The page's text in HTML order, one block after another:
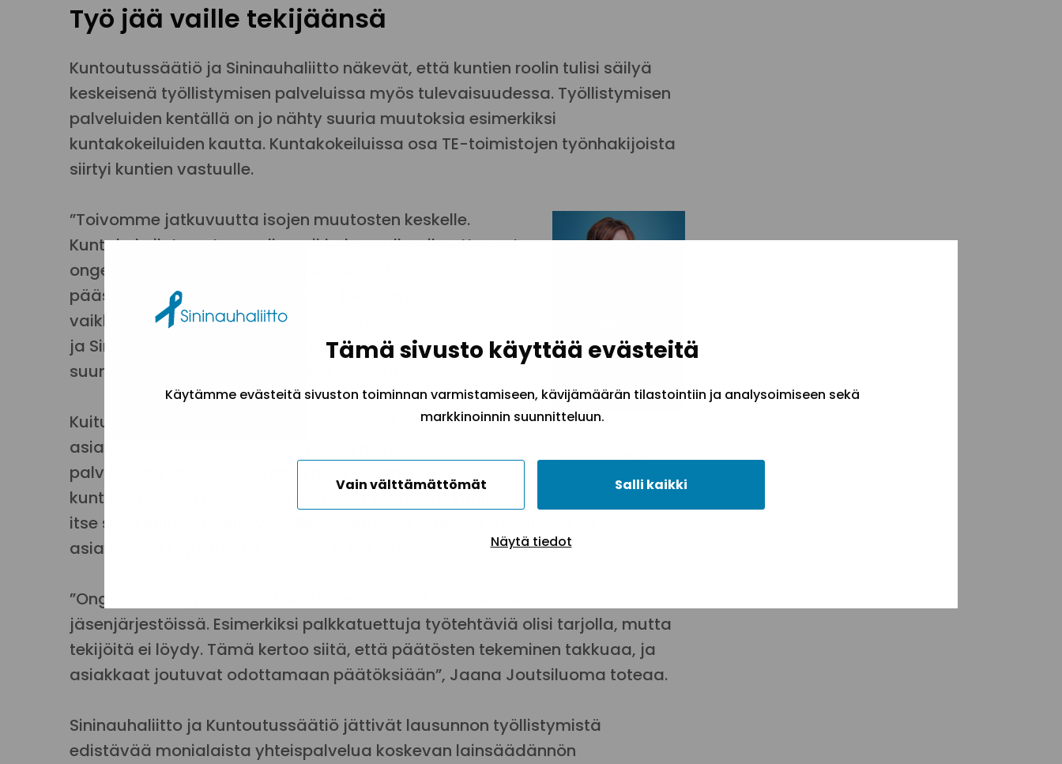
Tämä sivusto käyttää evästeitä
Käytämme evästeitä sivuston toiminnan varmistamiseen, kävijämäärän tilastointiin ja analysoimiseen sekä
markkinoinnin suunnitteluun.
Vain välttämättömät Salli kaikki
Näytä tiedot
Työ jää vaille tekijäänsä
Kuntoutussäätiö ja Sininauhaliitto näkevät, että kuntien roolin tulisi säilyä
keskeisenä työllistymisen palveluissa myös tulevaisuudessa. Työllistymisen
palveluiden kentällä on jo nähty suuria muutoksia esimerkiksi
kuntakokeiluiden kautta. Kuntakokeiluissa osa TE-toimistojen työnhakijoista
siirtyi kuntien vastuulle.
Sininauhaliiton
Joutsiluoma.
”Toivomme jatkuvuutta isojen muutosten keskelle.
Kuntakokeilut ovat monella paikkakunnalla aiheuttaneet
ongelmia asiakasohjaukseen. Asiakkaat eivät ole
päässeet heidän työllistymistään tukeviin palveluihin,
vaikka tarve tähän olisi”, Kuntoutussäätiön Soile Kuitunen
ja Sininauhaliiton työllisyystoiminnasta vastaava
suunnittelija
Kuitusen ja Joutsiluoman mukaan monella alueella
asiakkaiden ohjaus erilaisiin työllistymistä edistäviin
palveluihin kangertelee. Tämä näkyy esimerkiksi
kuntouttavassa työtoiminnassa, jota tuottavat kunnat
itse sekä erilaiset yleishyödylliset säätiöt ja järjestöt. Toimijoilla on
asiakaspaikkoja, mutta monella ei ole riittävästi asiakkaita.
”Ongelma näkyy konkreettisesti vieraillessani Sininauhaliiton
jäsenjärjestöissä. Esimerkiksi palkkatuettuja työtehtäviä olisi tarjolla, mutta
tekijöitä ei löydy. Tämä kertoo siitä, että päätösten tekeminen takkuaa, ja
asiakkaat joutuvat odottamaan päätöksiään”, Jaana Joutsiluoma toteaa.
Sininauhaliitto ja Kuntoutussäätiö jättivät lausunnon työllistymistä
edistävää monialaista yhteispalvelua koskevan lainsäädännön